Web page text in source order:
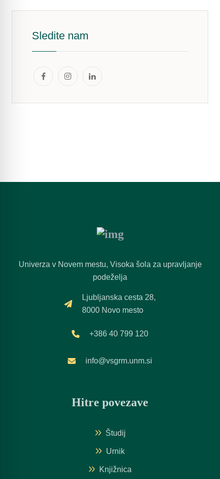
Sledite nam
Univerza v Novem mestu, Visoka šola za upravljanje
podeželja
Ljubljanska cesta 28,
8000 Novo mesto
+386 40 799 120
info@vsgrm.unm.si
Hitre povezave
Študij
Urnik
Knjižnica